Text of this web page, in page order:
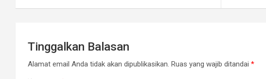
Tinggalkan Balasan
Alamat email Anda tidak akan dipublikasikan. Ruas yang wajib ditandai *